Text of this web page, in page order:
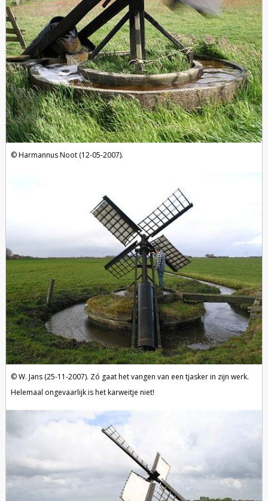
Harmannus Noot (12-05-2007).
W. Jans (25-11-2007). Zó gaat het vangen van een tjasker in zijn werk.
Helemaal ongevaarlijk is het karweitje niet!